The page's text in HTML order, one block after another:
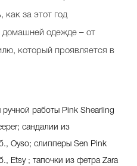
как за этот год
домашней одежде – от
который проявляется в
ручной работы Pink Shearling
cандалии из
Oyso; cлипперы Sen Pink
., Etsy ; тапочки из фетра Zara